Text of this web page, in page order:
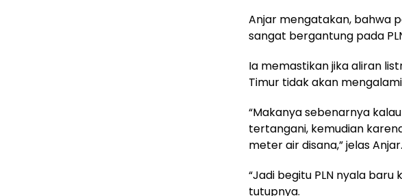
Anjar mengatakan, bahwa
sangat bergantung pada
Ia memastikan jika aliran
Timur tidak akan
“Makanya sebenarnya
tertangani, kemudian
meter air disana,” jelas Anjar.
“Jadi begitu PLN nyala baru
tutupnya.